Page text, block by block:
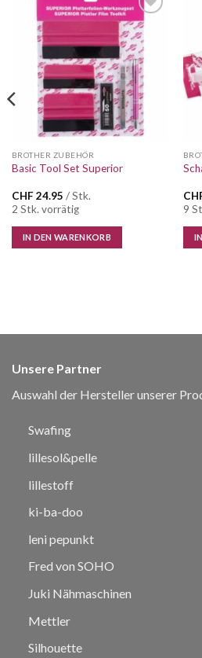
Auf die
Wunschliste
BROTHER ZUBEHÖR
Basic Tool Set Superior
CHF 24.95 / Stk.
2 Stk. vorrätig
IN DEN WARENKORB
9
Unsere Partner
Auswahl der Hersteller unserer
Swafing
lillesol&pelle
lillestoff
ki-ba-doo
leni pepunkt
Fred von SOHO
Juki Nähmaschinen
Mettler
Silhouette